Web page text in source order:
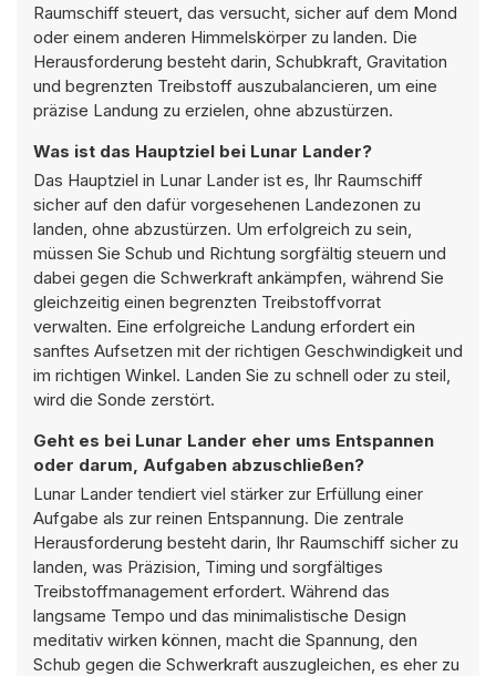
Raumschiff steuert, das versucht, sicher auf dem Mond
oder einem anderen Himmelskörper zu landen. Die
Herausforderung besteht darin, Schubkraft, Gravitation
und begrenzten Treibstoff auszubalancieren, um eine
präzise Landung zu erzielen, ohne abzustürzen.
Was ist das Hauptziel bei Lunar Lander?
Das Hauptziel in Lunar Lander ist es, Ihr Raumschiff
sicher auf den dafür vorgesehenen Landezonen zu
landen, ohne abzustürzen. Um erfolgreich zu sein,
müssen Sie Schub und Richtung sorgfältig steuern und
dabei gegen die Schwerkraft ankämpfen, während Sie
gleichzeitig einen begrenzten Treibstoffvorrat
verwalten. Eine erfolgreiche Landung erfordert ein
sanftes Aufsetzen mit der richtigen Geschwindigkeit und
im richtigen Winkel. Landen Sie zu schnell oder zu steil,
wird die Sonde zerstört.
Geht es bei Lunar Lander eher ums Entspannen
oder darum, Aufgaben abzuschließen?
Lunar Lander tendiert viel stärker zur Erfüllung einer
Aufgabe als zur reinen Entspannung. Die zentrale
Herausforderung besteht darin, Ihr Raumschiff sicher zu
landen, was Präzision, Timing und sorgfältiges
Treibstoffmanagement erfordert. Während das
langsame Tempo und das minimalistische Design
meditativ wirken können, macht die Spannung, den
Schub gegen die Schwerkraft auszugleichen, es eher zu